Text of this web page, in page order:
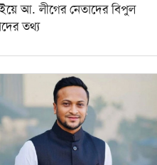
আ. লীগের নেতাদের বিপুল
তথ্য